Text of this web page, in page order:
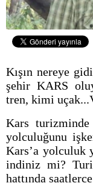
Kışın nereye
şehir KARS
tren, kimi
Kars
yolculuğunu
Kars’a yolculuk
indiniz mi?
hattında